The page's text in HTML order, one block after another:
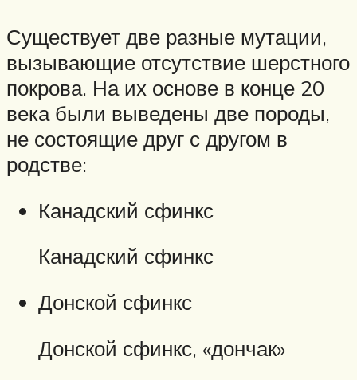
Существует две разные мутации,
вызывающие отсутствие шерстного
покрова. На их основе в конце 20
века были выведены две породы,
не состоящие друг с другом в
родстве:
Канадский сфинкс
Канадский сфинкс
Донской сфинкс
Донской сфинкс, «дончак»